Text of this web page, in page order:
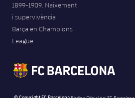
1899-1909. Naixement
i supervivència
Barça en Champions
League